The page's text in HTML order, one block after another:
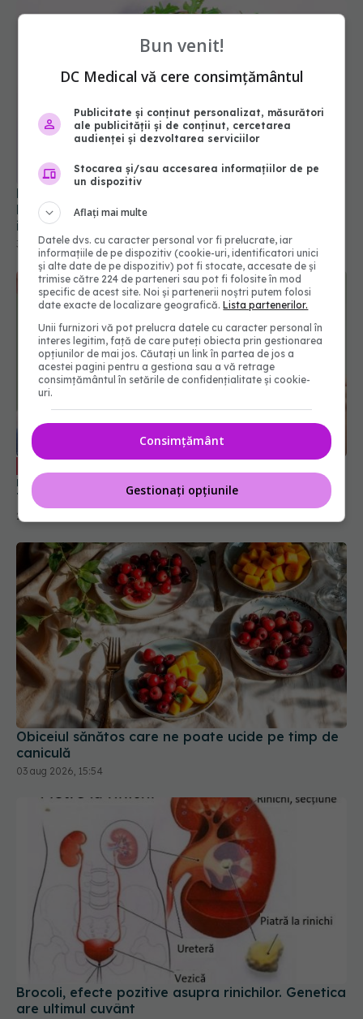
Rucola, cea mai bună pentru sănătatea rinichilor.
Previne cancerul de sân, colon, uter și protejează
inima
30 iul 2022, 08:53
Berea fără alcool, băutura care spală
rinichii. Mihai Dobra: Face o formă de hidratare.
Toți ar trebui să o avem în vedere
25 noi 2023, 09:49
Obiceiul sănătos care ne poate ucide pe timp de
caniculă
03 aug 2026, 15:54
Brocoli, efecte pozitive asupra rinichilor. Genetica
are ultimul cuvânt
Bun venit!
DC Medical vă cere consimțământul
Publicitate și conținut personalizat, măsurători
ale publicității și de conținut, cercetarea
audienței și dezvoltarea serviciilor
Stocarea și/sau accesarea informațiilor de pe
un dispozitiv
Aflați mai multe
Datele dvs. cu caracter personal vor fi prelucrate, iar
informațiile de pe dispozitiv (cookie-uri, identificatori unici
și alte date de pe dispozitiv) pot fi stocate, accesate de și
trimise către 224 de parteneri sau pot fi folosite în mod
specific de acest site. Noi și partenerii noștri putem folosi
date exacte de localizare geografică.Lista partenerilor.
Unii furnizori vă pot prelucra datele cu caracter personal în
interes legitim, față de care puteți obiecta prin gestionarea
opțiunilor de mai jos. Căutați un link în partea de jos a
acestei pagini pentru a gestiona sau a vă retrage
consimțământul în setările de confidențialitate și cookie-
uri.
Consimțământ
Gestionați opțiunile